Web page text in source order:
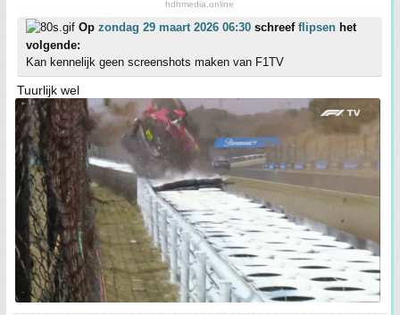
hdhmedia.online
Op zondag 29 maart 2026 06:30 schreef flipsen het
volgende:
Kan kennelijk geen screenshots maken van F1TV
Tuurlijk wel